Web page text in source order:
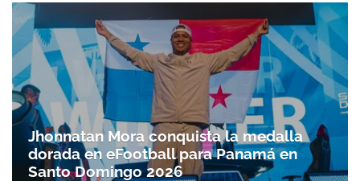
Jhonnatan Mora conquista la medalla
dorada en eFootball para Panamá en
Santo Doming­o 2026